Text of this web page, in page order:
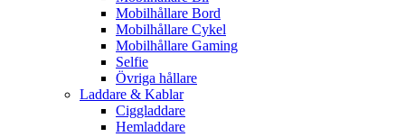
Mobilhållare Bord
Mobilhållare Cykel
Mobilhållare Gaming
Selfie
Övriga hållare
Laddare & Kablar
Ciggladdare
Hemladdare